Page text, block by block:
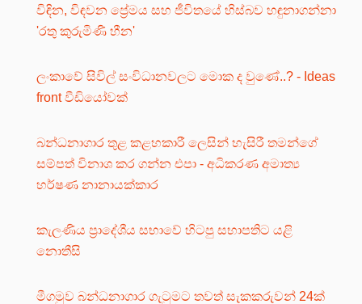
විඳින, විඳවන ප්‍රේමය සහ ජීවිතයේ හිස්බව හඳුනාගන්නා
'රතු කුරුමිණි හීන'
ලංකාවේ සිවිල් සංවිධානවලට මොක ද වුණේ..? - Ideas
front වීඩියෝවක්
බන්ධනාගාර තුළ කළහකාරී ලෙසින් හැසිරී තමන්ගේ
සම්පත් විනාශ කර ගන්න එපා - අධිකරණ අමාත්‍ය
හර්ෂණ නානායක්කාර
කැලණිය ප්‍රාදේශීය සභාවේ හිටපු සභාපතිට යළි
නොතීසි
මීගමුව බන්ධනාගාර ගැටුමට තවත් සැකකරුවන් 24ක්